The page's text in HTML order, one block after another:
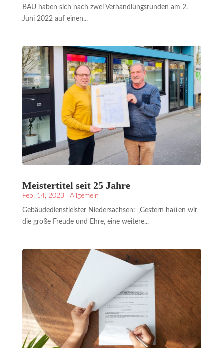
BAU haben sich nach zwei Verhandlungsrunden am 2.
Juni 2022 auf einen...
Meistertitel seit 25 Jahre
Feb. 14, 2023| Allgemein
Gebäudedienstleister Niedersachsen: „Gestern hatten wir
die große Freude und Ehre, eine weitere...